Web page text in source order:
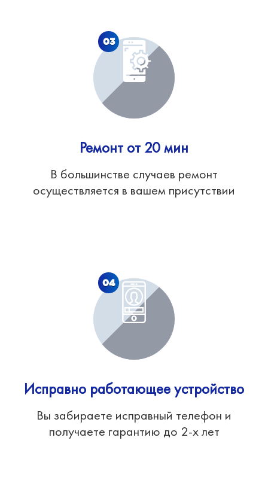
03
Ремонт от 20 мин
В большинстве случаев ремонт
осуществляется в вашем присутствии
04
Исправно работающее устройство
Вы забираете исправный телефон и
получаете гарантию до 2-х лет